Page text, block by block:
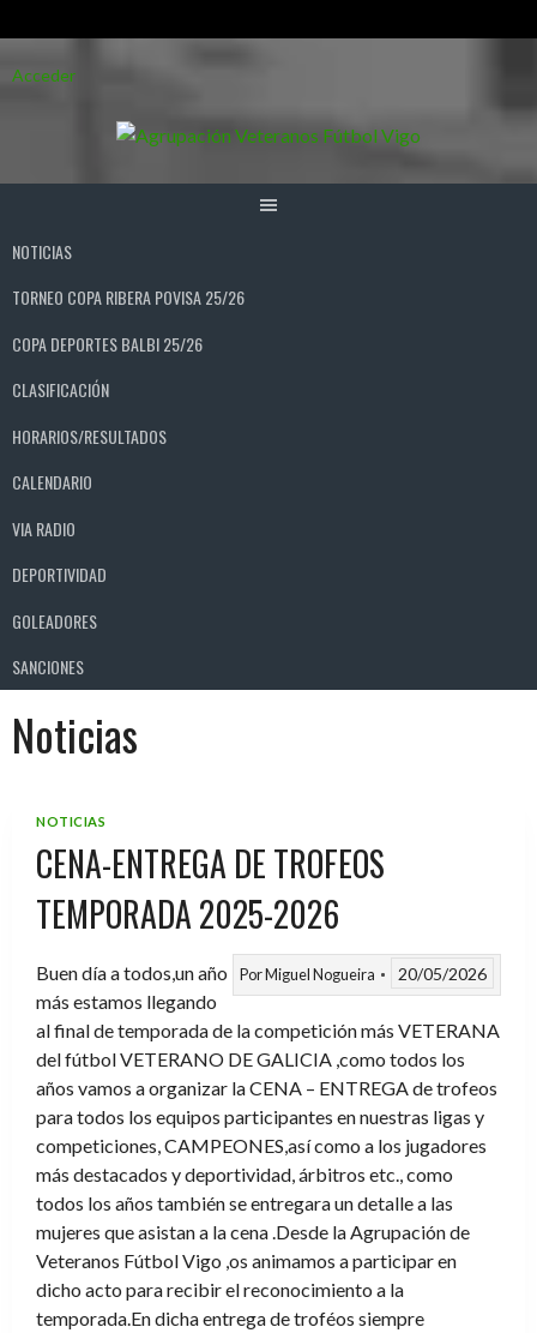
alAcceder
NOTICIAS
TORNEO COPA RIBERA POVISA 25/26
COPA DEPORTES BALBI 25/26
CLASIFICACIÓN
HORARIOS/RESULTADOS
CALENDARIO
VIA RADIO
DEPORTIVIDAD
GOLEADORES
SANCIONES
Noticias
NOTICIAS
CENA-ENTREGA DE TROFEOS
TEMPORADA 2025-2026
PorMiguel Nogueira 20/05/2026
Buen día a todos,un año
más estamos llegando
al final de temporada de la competición más VETERANA
del fútbol VETERANO DE GALICIA ,como todos los
años vamos a organizar la CENA – ENTREGA de trofeos
para todos los equipos participantes en nuestras ligas y
competiciones, CAMPEONES,así como a los jugadores
más destacados y deportividad, árbitros etc., como
todos los años también se entregara un detalle a las
mujeres que asistan a la cena .Desde la Agrupación de
Veteranos Fútbol Vigo ,os animamos a participar en
dicho acto para recibir el reconocimiento a la
temporada.En dicha entrega de troféos siempre